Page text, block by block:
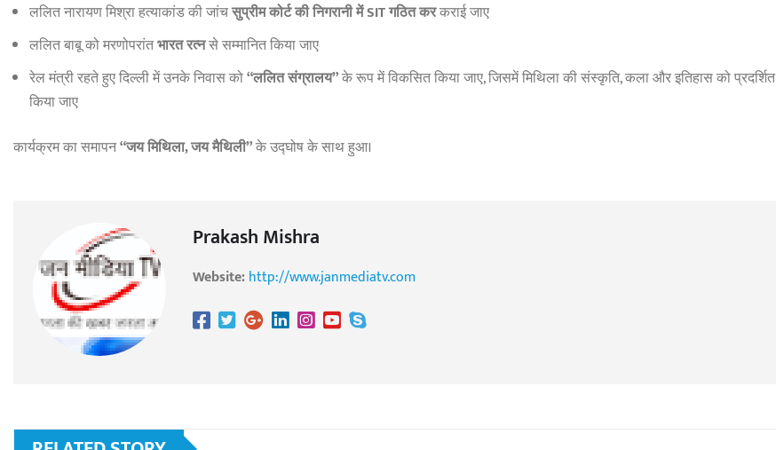
ललित नारायण मिश्रा हत्याकांड की जांचसुप्रीम कोर्ट की निगरानी में SIT गठित करकराई जाए
ललित बाबू को मरणोपरांतभारत रत्नसे सम्मानित किया जाए
रेल मंत्री रहते हुए दिल्ली में उनके निवास को“ललित संग्रालय”के रूप में विकसित किया जाए, जिसमें मिथिला की संस्कृति, कला और इतिहास को प्रदर्शित
किया जाए
कार्यक्रम का समापन“जय मिथिला, जय मैथिली”के उद्घोष के साथ हुआ।
Prakash Mishra
Website:http://www.janmediatv.com